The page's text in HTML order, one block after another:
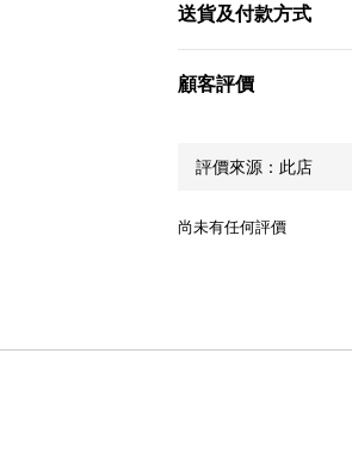
送貨及付款方式
顧客評價
尚未有任何評價